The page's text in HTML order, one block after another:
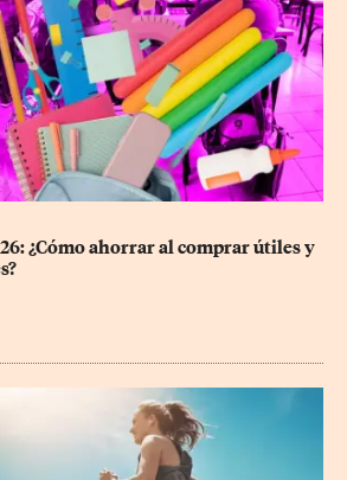
¿Cómo ahorrar al comprar útiles y